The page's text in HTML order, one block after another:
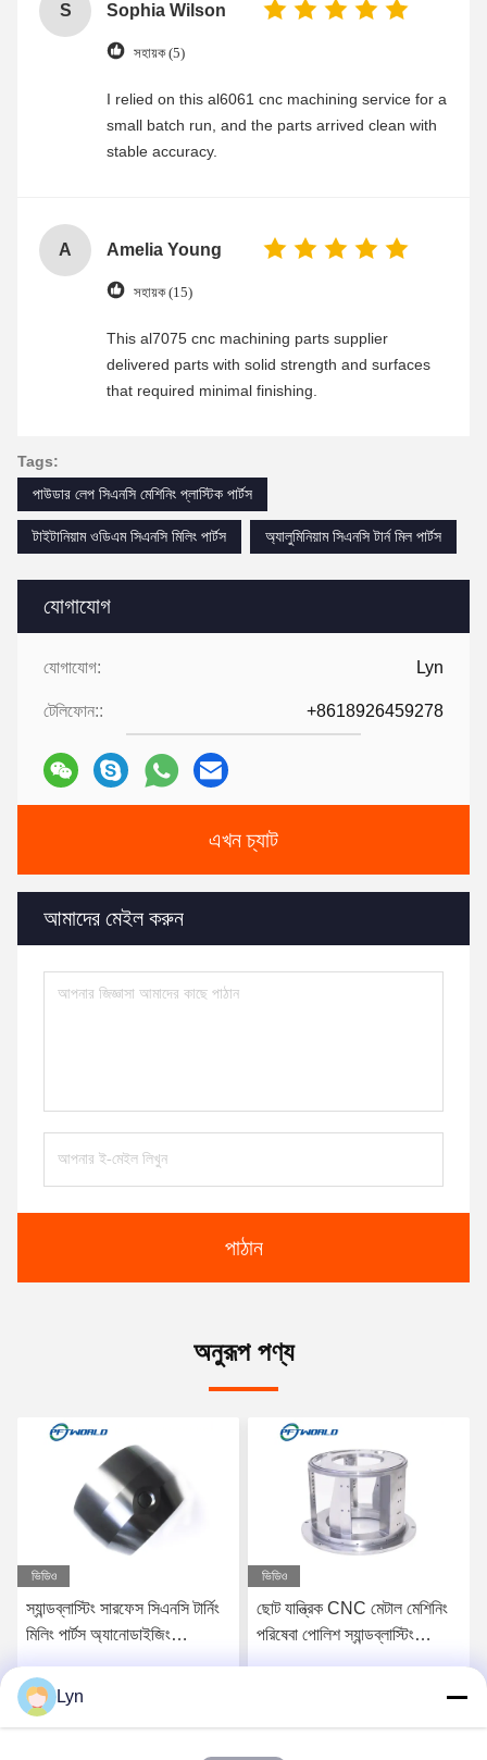
যোগাযোগ
যোগাযোগ: Lyn
টেলিফোন:: +8618926459278
এখন চ্যাট
আমাদের মেইল করুন
পাঠান
S Sophia Wilson
সহায়ক (5)
I relied on this al6061 cnc machining service for a
small batch run, and the parts arrived clean with
stable accuracy.
A Amelia Young
সহায়ক (15)
This al7075 cnc machining parts supplier
delivered parts with solid strength and surfaces
that required minimal finishing.
Tags:
পাউডার লেপ সিএনসি মেশিনিং প্লাস্টিক পার্টস
টাইটানিয়াম ওডিএম সিএনসি মিলিং পার্টস অ্যালুমিনিয়াম সিএনসি টার্ন মিল পার্টস
অনুরূপ পণ্য
ভিডিও
স্যান্ডব্লাস্টিং সারফেস সিএনসি টার্নিং
মিলিং পার্টস অ্যানোডাইজিং
ভিডিও
ছোট যান্ত্রিক CNC মেটাল মেশিনিং
পরিষেবা পোলিশ স্যান্ডব্লাস্টিং
Lyn